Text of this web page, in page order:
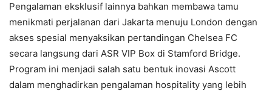
Pengalaman eksklusif lainnya bahkan membawa tamu
menikmati perjalanan dari Jakarta menuju London dengan
akses spesial menyaksikan pertandingan Chelsea FC
secara langsung dari ASR VIP Box di Stamford Bridge.
Program ini menjadi salah satu bentuk inovasi Ascott
dalam menghadirkan pengalaman hospitality yang lebih